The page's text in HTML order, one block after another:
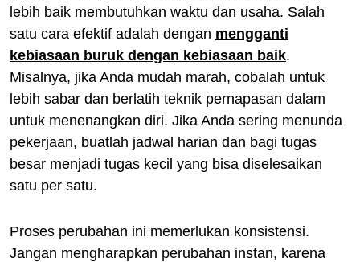
lebih baik membutuhkan waktu dan usaha. Salah
satu cara efektif adalah dengan mengganti
kebiasaan buruk dengan kebiasaan baik.
Misalnya, jika Anda mudah marah, cobalah untuk
lebih sabar dan berlatih teknik pernapasan dalam
untuk menenangkan diri. Jika Anda sering menunda
pekerjaan, buatlah jadwal harian dan bagi tugas
besar menjadi tugas kecil yang bisa diselesaikan
satu per satu.
Proses perubahan ini memerlukan konsistensi.
Jangan mengharapkan perubahan instan, karena